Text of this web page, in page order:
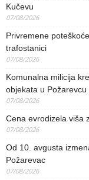
Kučevu
07/08/2026
Privremene
trafostanici
07/08/2026
Komunalna milicija
objekata u Požarevcu
07/08/2026
Cena evrodizela viša
07/08/2026
Od 10. avgusta
Požarevac
07/08/2026